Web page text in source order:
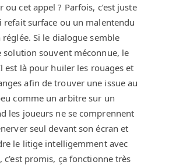
cet appel ? Parfois, c’est juste
refait surface ou un malentendu
Si le dialogue semble
solution souvent méconnue, le
est là pour huiler les rouages et
afin de trouver une issue au
comme un arbitre sur un
les joueurs ne se comprennent
seul devant son écran et
le litige intelligemment avec
c’est promis, ça fonctionne très